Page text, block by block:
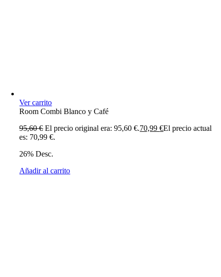
Ver carrito
Room Combi Blanco y Café
95,60€ El precio original era: 95,60 €.70,99€El precio actual
es: 70,99 €.
26% Desc.
Añadir al carrito